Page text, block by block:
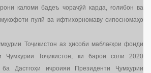
каломи бадеъ чораҷӯӣ карда, ғолибон ва
пулӣ ва ифтихорномаву сипосномаҳо
Тоҷикистон аз ҳисоби маблағҳои фонди
Ҷумҳурии Тоҷикистон, ки барои соли 2020
Дастгоҳи иҷроияи Президенти Ҷумҳурии